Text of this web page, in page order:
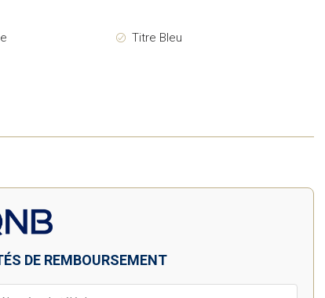
Titre Bleu
DE REMBOURSEMENT